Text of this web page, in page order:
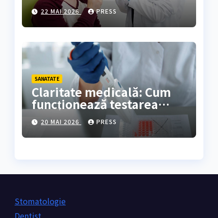
rezultate oferă?
22 MAI 2026 PRESS
SANATATE
Claritate medicală: Cum
funcționează testarea
genetică și cine are
nevoie de ea?
20 MAI 2026 PRESS
Stomatologie
Dentist